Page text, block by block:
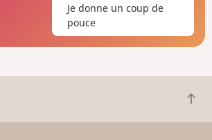
Je donne un coup de
pouce
R
e